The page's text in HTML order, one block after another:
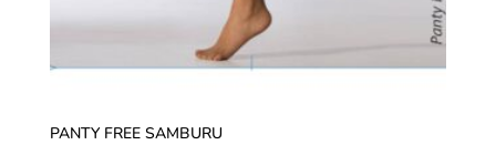
PANTY FREE SAMBURU